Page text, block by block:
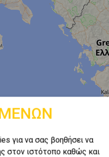
για να σας βοηθήσει να
στον ιστότοπο καθώς και